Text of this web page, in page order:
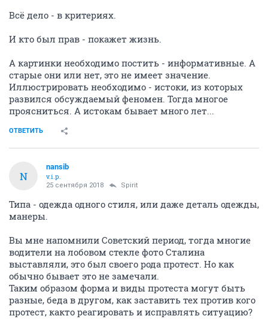
Всё дело - в критериях.
И кто был прав - покажет жизнь.
А картинки необходимо постить - информативные. А
старые они или нет, это не имеет значение.
Иллюстрировать необходимо - истоки, из которых
развился обсуждаемый феномен. Тогда многое
проясниться. А истокам бывает много лет...
ОТВЕТИТЬ
N
nansib
v.i.p.
25 сентября 2018 Spirit
Типа - одежда одного стиля, или даже деталь одежды,
манеры.
Вы мне напомнили Советский период, тогда многие
водители на лобовом стекле фото Сталина
выставляли, это был своего рода протест. Но как
обычно бывает это не замечали.
Таким образом форма и виды протеста могут быть
разные, беда в другом, как заставить тех против кого
протест, както реагировать и исправлять ситуацию?